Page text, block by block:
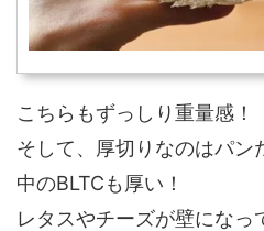
こちらもずっしり重量感！
そして、厚切りなのはパン
中のBLTCも厚い！
レタスやチーズが壁になっ